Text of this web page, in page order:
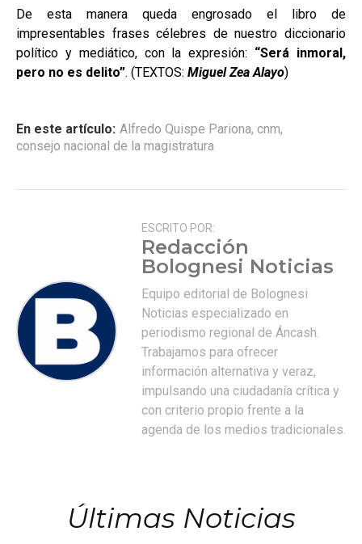
De esta manera queda engrosado el libro de
impresentables frases célebres de nuestro diccionario
político y mediático, con la expresión: “Será inmoral,
pero no es delito”. (TEXTOS: Miguel Zea Alayo)
En este artículo: Alfredo Quispe Pariona, cnm,
consejo nacional de la magistratura
ESCRITO POR:
Redacción
Bolognesi Noticias
Equipo editorial de Bolognesi
Noticias especializado en
periodismo regional de Áncash.
Trabajamos para ofrecer
información alternativa y veraz,
impulsando una ciudadanía crítica y
con criterio propio frente a la
agenda de los medios tradicionales.
Últimas Noticias